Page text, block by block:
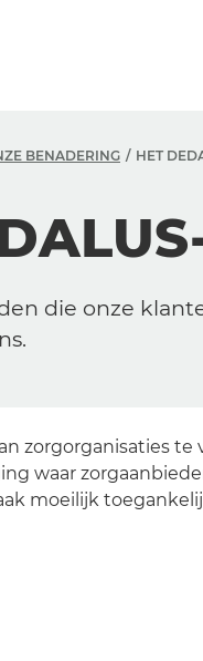
BENADERING HET
die onze
zorgorganisaties
waar
moeilijk